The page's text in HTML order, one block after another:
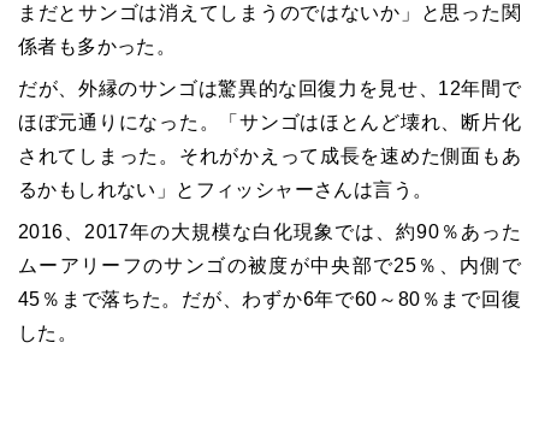
まだとサンゴは消えてしまうのではないか」と思った関
係者も多かった。
だが、外縁のサンゴは驚異的な回復力を見せ、12年間で
ほぼ元通りになった。「サンゴはほとんど壊れ、断片化
されてしまった。それがかえって成長を速めた側面もあ
るかもしれない」とフィッシャーさんは言う。
2016、2017年の大規模な白化現象では、約90％あった
ムーアリーフのサンゴの被度が中央部で25％、内側で
45％まで落ちた。だが、わずか6年で60～80％まで回復
した。